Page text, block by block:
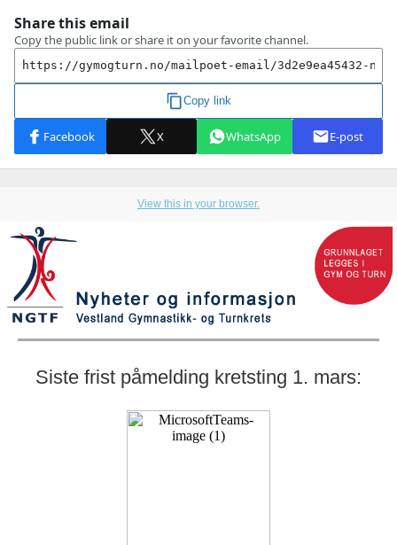
View this in your browser.
Siste frist påmelding kretsting 1. mars: